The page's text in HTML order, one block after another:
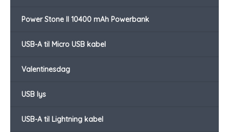
Power Stone II 10400 mAh Powerbank
USB-A til Micro USB kabel
Valentinesdag
USB lys
USB-A til Lightning kabel